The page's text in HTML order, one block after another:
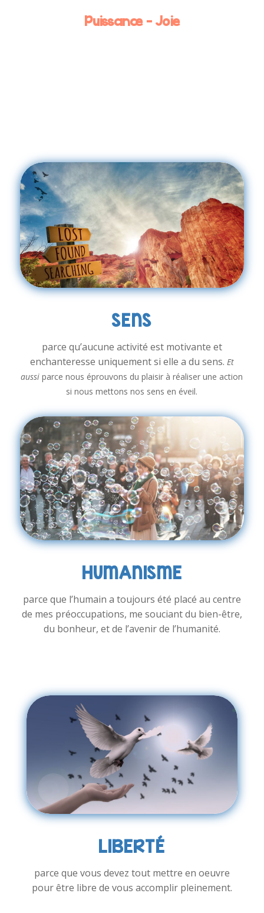
Puissance – Joie
SENS
parce qu’aucune activité est motivante et
enchanteresse uniquement si elle a du sens. Et
aussiparce nous éprouvons du plaisir à réaliser une action
si nous mettons nos sens en éveil.
HUMANISME
parce que l’humain a toujours été placé au centre
de mes préoccupations, me souciant du bien-être,
du bonheur, et de l’avenir de l’humanité.
LIBERTÉ
parce que vous devez tout mettre en oeuvre
pour être libre de vous accomplir pleinement.